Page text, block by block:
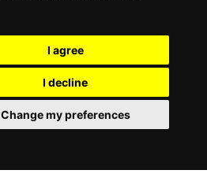
I agree
I decline
Change my preferences